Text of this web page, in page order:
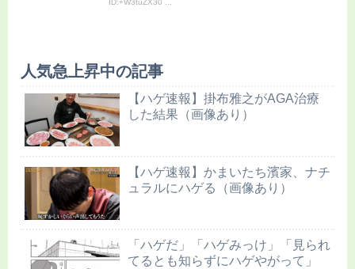
ID:+W3tuZX30 ...
人気急上昇中の記事
【ハゲ速報】掛布雅之がAGA治療
した結果（画像あり）
【ハゲ速報】かまいたち濱家、ナチ
ュラルにハゲる（画像あり）
「ハゲだ」「ハゲみっけ」「見られ
てるとも知らずにハゲやがって」